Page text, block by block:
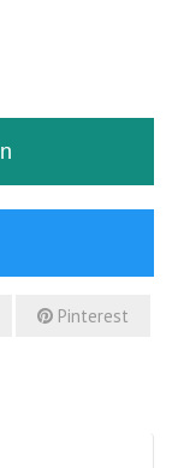
Pinterest